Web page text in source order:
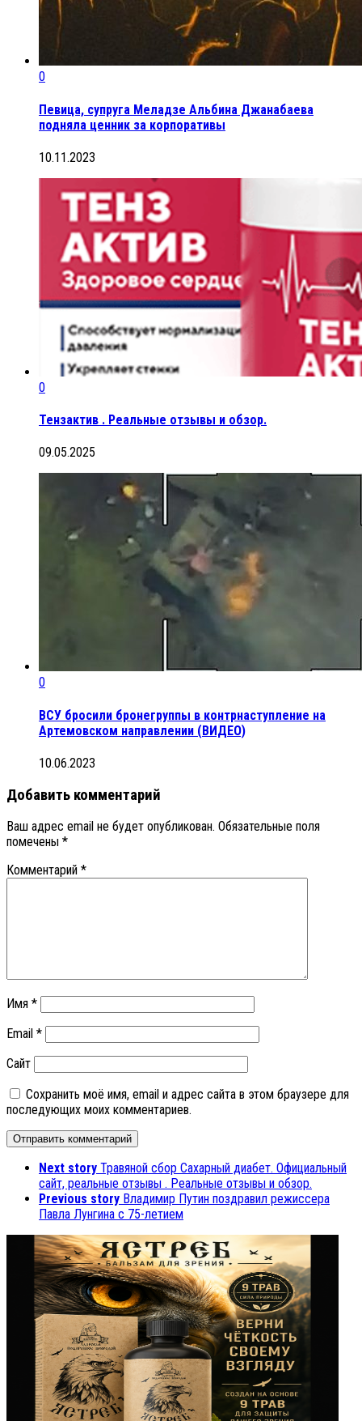
0
Певица, супруга Меладзе Альбина Джанабаева
подняла ценник за корпоративы
10.11.2023
0
Тензактив . Реальные отзывы и обзор.
09.05.2025
0
ВСУ бросили бронегруппы в контрнаступление на
Артемовском направлении (ВИДЕО)
10.06.2023
Добавить комментарий
Ваш адрес email не будет опубликован. Обязательные поля
помечены *
Комментарий *
Имя *
Email *
Сайт
Сохранить моё имя, email и адрес сайта в этом браузере для
последующих моих комментариев.
Next story Травяной сбор Сахарный диабет. Официальный
сайт, реальные отзывы . Реальные отзывы и обзор.
Previous story Владимир Путин поздравил режиссера
Павла Лунгина с 75-летием